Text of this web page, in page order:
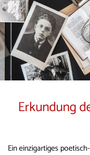
Erkundung
Ein einzigartiges